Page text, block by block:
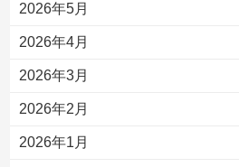
2026年5月
2026年4月
2026年3月
2026年2月
2026年1月